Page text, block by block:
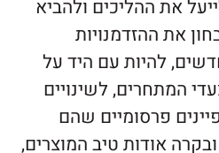
את ההליכים ולהביא
את ההזדמנויות
להיות עם היד על
המתחרים, לשינויים
פרסומיים שהם
אודות טיב המוצרים,